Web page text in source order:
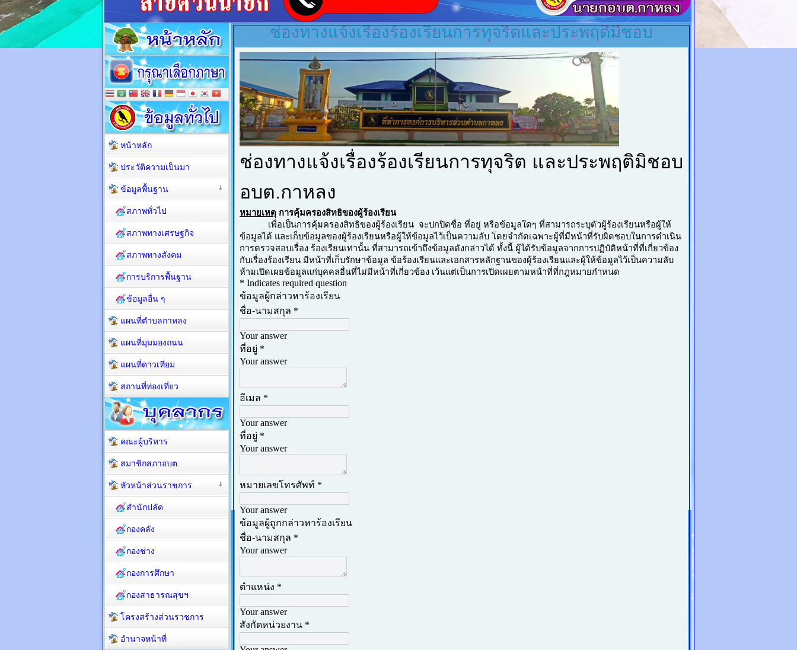
ช่องทางแจ้งเรื่องร้องเรียนการทุจริตและประพฤติมิชอบ
หน้าหลัก
ประวัติความเป็นมา
ข้อมูลพื้นฐาน
สภาพทั่วไป
สภาพทางเศรษฐกิจ
สภาพทางสังคม
การบริการพื้นฐาน
ข้อมูลอื่น ๆ
แผนที่ตำบลกาหลง
แผนที่มุมมองถนน
แผนที่ดาวเทียม
สถานที่ท่องเที่ยว
คณะผู้บริหาร
สมาชิกสภาอบต.
หัวหน้าส่วนราชการ
สำนักปลัด
กองคลัง
กองช่าง
กองการศึกษา
กองสาธารณสุขฯ
โครงสร้างส่วนราชการ
อำนาจหน้าที่